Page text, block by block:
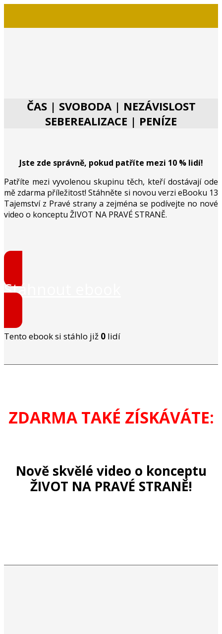
ČAS | SVOBODA | NEZÁVISLOST
SEBEREALIZACE | PENÍZE
Jste zde správně, pokud patříte mezi 10 % lidí!
Patříte mezi vyvolenou skupinu těch, kteří dostávají ode
mě zdarma příležitost! Stáhněte si novou verzi eBooku 13
Tajemství z Pravé strany a zejména se podívejte no nové
video o konceptu ŽIVOT NA PRAVÉ STRANĚ.
Stáhnout ebook
Tento ebook si stáhlo již 0 lidí
ZDARMA TAKÉ ZÍSKÁVÁTE:
Nově skvělé video o konceptu
ŽIVOT NA PRAVÉ STRANĚ!